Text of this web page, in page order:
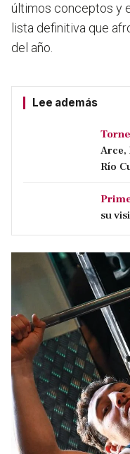
últimos conceptos y
lista definitiva que
del año.
Lee además
Arce,
Río
su